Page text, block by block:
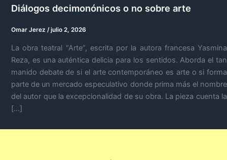
Diálogos decimonónicos o no sobre arte
Omar Jerez /julio 2, 2026
La obra teatral “Arte”, escrita por la autora francesa Yasmina
Reza, es una auténtica delicia para los sentidos. Aborda el tan
manido debate de si el arte contemporáneo es arte o si forma
parte de un mercado especulativo donde prima más el nombre
del autor que la excepcionalidad de su obra. La pieza cuenta la
[…]